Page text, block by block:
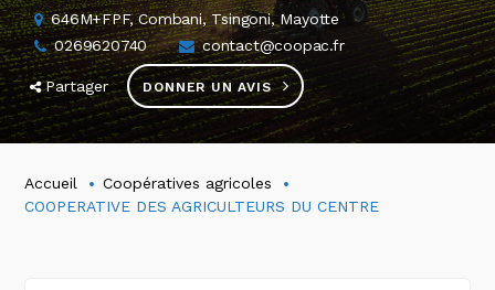
646M+FPF, Combani, Tsingoni, Mayotte
0269620740
contact@coopac.fr
Partager DONNER UN AVIS
Accueil
Coopératives agricoles
COOPERATIVE DES AGRICULTEURS DU CENTRE